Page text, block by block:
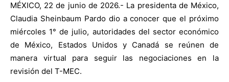
MÉXICO, 22 de junio de 2026.- La presidenta de México,
Claudia Sheinbaum Pardo dio a conocer que el próximo
miércoles 1° de julio, autoridades del sector económico
de México, Estados Unidos y Canadá se reúnen de
manera virtual para seguir las negociaciones en la
revisión del T-MEC.